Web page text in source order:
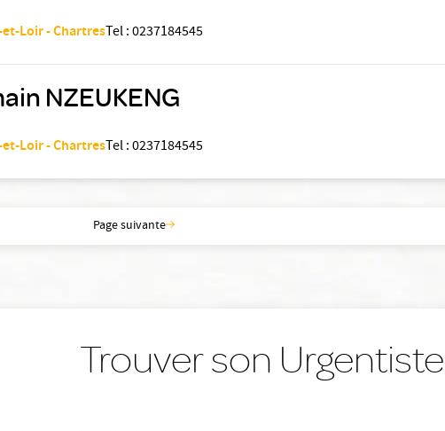
Loir - ChartresTel:0237184545
NZEUKENG
Loir - ChartresTel:0237184545
Page suivante
Trouver son